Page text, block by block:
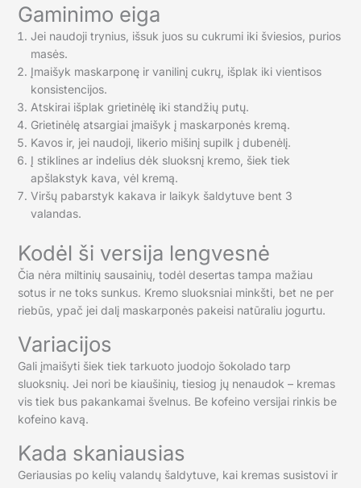
Gaminimo eiga
Jei naudoji trynius, išsuk juos su cukrumi iki šviesios, purios
masės.
Įmaišyk maskarponę ir vanilinį cukrų, išplak iki vientisos
konsistencijos.
Atskirai išplak grietinėlę iki standžių putų.
Grietinėlę atsargiai įmaišyk į maskarponės kremą.
Kavos ir, jei naudoji, likerio mišinį supilk į dubenėlį.
Į stiklines ar indelius dėk sluoksnį kremo, šiek tiek
apšlakstyk kava, vėl kremą.
Viršų pabarstyk kakava ir laikyk šaldytuve bent 3
valandas.
Kodėl ši versija lengvesnė
Čia nėra miltinių sausainių, todėl desertas tampa mažiau
sotus ir ne toks sunkus. Kremo sluoksniai minkšti, bet ne per
riebūs, ypač jei dalį maskarponės pakeisi natūraliu jogurtu.
Variacijos
Gali įmaišyti šiek tiek tarkuoto juodojo šokolado tarp
sluoksnių. Jei nori be kiaušinių, tiesiog jų nenaudok – kremas
vis tiek bus pakankamai švelnus. Be kofeino versijai rinkis be
kofeino kavą.
Kada skaniausias
Geriausias po kelių valandų šaldytuve, kai kremas susistovi ir